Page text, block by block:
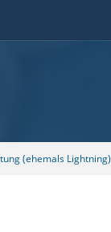
(ehemals Lightning)